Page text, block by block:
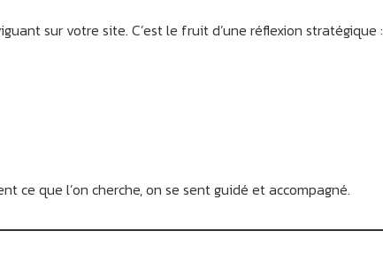
sur votre site. C’est le fruit d’une réflexion stratégique :
ce que l’on cherche, on se sent guidé et accompagné.